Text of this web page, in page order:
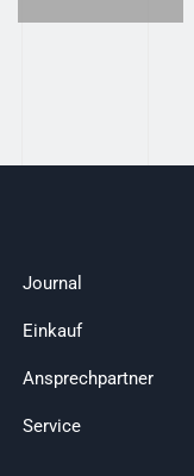
Journal
Einkauf
Ansprechpartner
Service